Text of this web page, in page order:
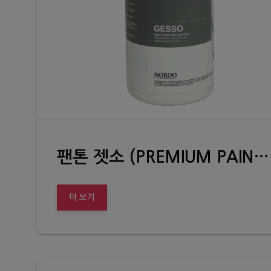
팬톤 젯소 (PREMIUM PAINT INSPIRED BY PANTONE GESSO)
더 보기